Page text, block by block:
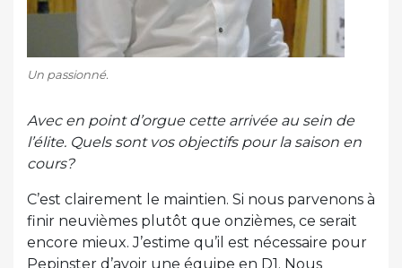
Un passionné.
Avec en point d’orgue cette arrivée au sein de
l’élite. Quels sont vos objectifs pour la saison en
cours?
C’est clairement le maintien. Si nous parvenons à
finir neuvièmes plutôt que onzièmes, ce serait
encore mieux. J’estime qu’il est nécessaire pour
Pepinster d’avoir une équipe en D1. Nous